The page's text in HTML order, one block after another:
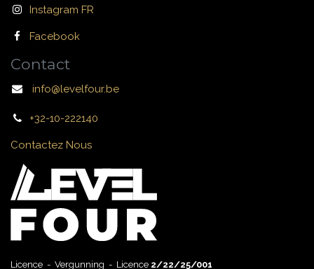
Instagram FR
Facebook
Contact
info@levelfour.be
+32-10-222140
Contactez Nous
Licence - Vergunning - Licence 2/22/25/001